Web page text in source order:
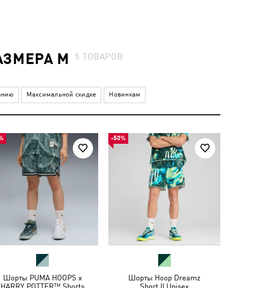
M 5ТОВАРОВ
Максимальной скидке Новинкам
Шорты PUMA HOOPS x
HARRY POTTER™ Shorts
-50%
Шорты Hoop Dreamz
Short II Unisex